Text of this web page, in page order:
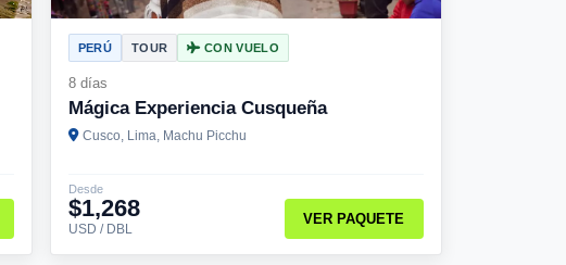
PERÚ TOUR CON VUELO
8 días
Mágica Experiencia Cusqueña
Cusco, Lima, Machu Picchu
Desde
$1,268
USD / DBL
VER PAQUETE